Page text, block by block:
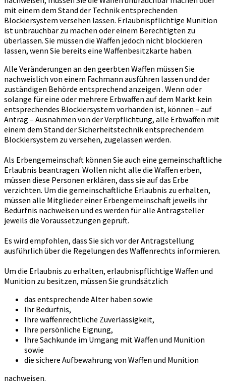
mit einem dem Stand der Technik entsprechenden
Blockiersystem versehen lassen. Erlaubnispflichtige Munition
ist unbrauchbar zu machen oder einem Berechtigten zu
überlassen. Sie müssen die Waffen jedoch nicht blockieren
lassen, wenn Sie bereits eine Waffenbesitzkarte haben.
Alle Veränderungen an den geerbten Waffen müssen Sie
nachweislich von einem Fachmann ausführen lassen und der
zuständigen Behörde entsprechend anzeigen . Wenn oder
solange für eine oder mehrere Erbwaffen auf dem Markt kein
entsprechendes Blockiersystem vorhanden ist, können – auf
Antrag – Ausnahmen von der Verpflichtung, alle Erbwaffen mit
einem dem Stand der Sicherheitstechnik entsprechendem
Blockiersystem zu versehen, zugelassen werden.
Als Erbengemeinschaft können Sie auch eine gemeinschaftliche
Erlaubnis beantragen. Wollen nicht alle die Waffen erben,
müssen diese Personen erklären, dass sie auf das Erbe
verzichten. Um die gemeinschaftliche Erlaubnis zu erhalten,
müssen alle Mitglieder einer Erbengemeinschaft jeweils ihr
Bedürfnis nachweisen und es werden für alle Antragsteller
jeweils die Voraussetzungen geprüft.
Es wird empfohlen, dass Sie sich vor der Antragstellung
ausführlich über die Regelungen des Waffenrechts informieren.
Um die Erlaubnis zu erhalten, erlaubnispflichtige Waffen und
Munition zu besitzen, müssen Sie grundsätzlich
das entsprechende Alter haben sowie
Ihr Bedürfnis,
Ihre waffenrechtliche Zuverlässigkeit,
Ihre persönliche Eignung,
Ihre Sachkunde im Umgang mit Waffen und Munition
sowie
die sichere Aufbewahrung von Waffen und Munition
nachweisen.